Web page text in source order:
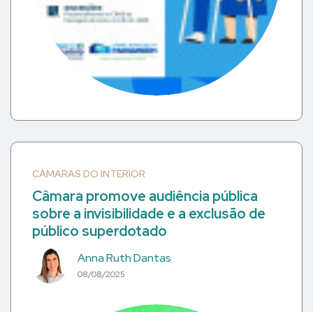
CÂMARAS DO INTERIOR
Câmara promove audiência pública
sobre a invisibilidade e a exclusão de
público superdotado
Anna Ruth Dantas
08/08/2025